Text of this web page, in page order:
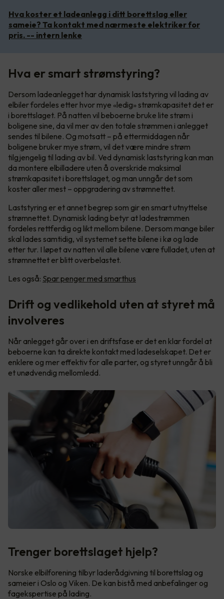
Hva koster et ladeanlegg i ditt borettslag eller
sameie? Ta kontakt med nærmeste elektriker for
pris. -- intern lenke
Hva er smart strømstyring?
Dersom ladeanlegget har dynamisk laststyring vil lading av
elbiler fordeles etter hvor mye «ledig» strømkapasitet det er
i borettslaget. På natten vil beboerne bruke lite strøm i
boligene sine, da vil mer av den totale strømmen i anlegget
sendes til bilene. Og motsatt – på ettermiddagen når
boligene bruker mye strøm, vil det være mindre strøm
tilgjengelig til lading av bil. Ved dynamisk laststyring kan man
da montere elbilladere uten å overskride maksimal
strømkapasitet i borettslaget, og man unngår det som
koster aller mest – oppgradering av strømnettet.
Laststyring er et annet begrep som gir en smart utnyttelse
strømnettet. Dynamisk lading betyr at ladestrømmen
fordeles rettferdig og likt mellom bilene. Dersom mange biler
skal lades samtidig, vil systemet sette bilene i kø og lade
etter tur. I løpet av natten vil alle bilene være fulladet, uten at
strømnettet er blitt overbelastet.
Les også: Spar penger med smarthus
Drift og vedlikehold uten at styret må
involveres
Når anlegget går over i en driftsfase er det en klar fordel at
beboerne kan ta direkte kontakt med ladeselskapet. Det er
enklere og mer effektiv for alle parter, og styret unngår å bli
et unødvendig mellomledd.
Trenger borettslaget hjelp?
Norske elbilforening tilbyr laderådgivning til borettslag og
sameier i Oslo og Viken. De kan bistå med anbefalinger og
fagekspertise på lading.